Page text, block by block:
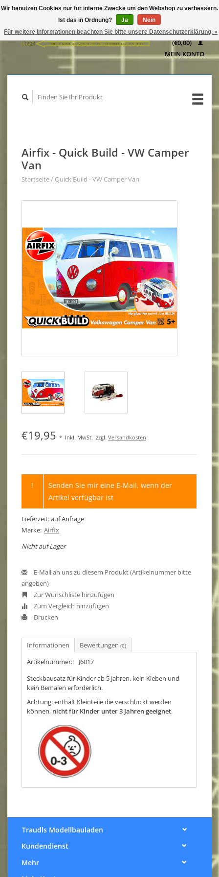
WARENKORB
(€0,00)
MEIN KONTO
Airfix - Quick Build - VW Camper
Van
Startseite/ Quick Build - VW Camper Van
€19,95 * Inkl. MwSt. zzgl. Versandkosten
!
Senden Sie mir eine E-Mail, wenn der
Artikel verfügbar ist
Lieferzeit: auf Anfrage
Marke: Airfix
Nicht auf Lager
E-Mail an uns zu diesem Produkt (Artikelnummer bitte
angeben)
Zur Wunschliste hinzufügen
Zum Vergleich hinzufügen
Drucken
Informationen Bewertungen (0)
Artikelnummer::
J6017
Steckbausatz für Kinder ab 5 Jahren, kein Kleben und
kein Bemalen erforderlich.
Achtung: enthält Kleinteile die verschluckt werden
können, nicht für Kinder unter 3 Jahren geeignet.
Traudls Modellbauladen
Kundendienst
Mehr
Wir benutzen Cookies nur für interne Zwecke um den Webshop zu verbessern.
Ist das in Ordnung?
Ja
Nein
Für weitere Informationen beachten Sie bitte unsere Datenschutzerklärung. »